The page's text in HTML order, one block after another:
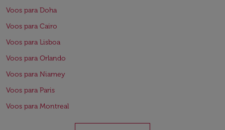
Voos para Doha
Voos para Cairo
Voos para Lisboa
Voos para Orlando
Voos para Niamey
Voos para Paris
Voos para Montreal